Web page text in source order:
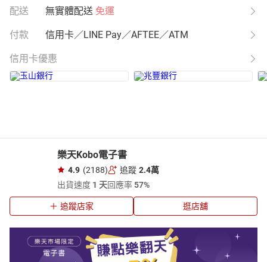
配送 無實體配送 免運
付款 信用卡／LINE Pay／AFTEE／ATM
信用卡優惠
樂天Kobo電子書
4.9 (2188) 追蹤 2.4萬
出貨速度 1 天回應率57%
追蹤店家 逛店舖